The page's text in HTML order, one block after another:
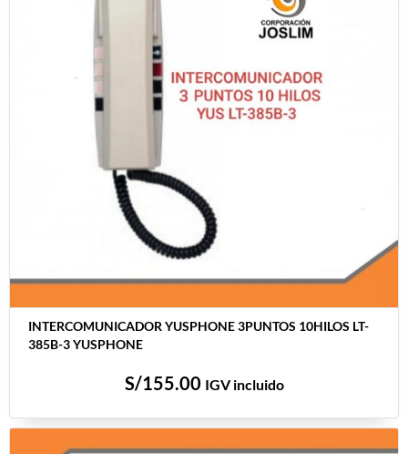
INTERCOMUNICADOR YUSPHONE 3PUNTOS 10HILOS LT-
385B-3 YUSPHONE
S/155.00 IGV incluido